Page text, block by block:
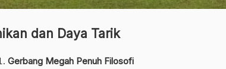
dan Daya Tarik
Gerbang Megah Penuh Filosofi